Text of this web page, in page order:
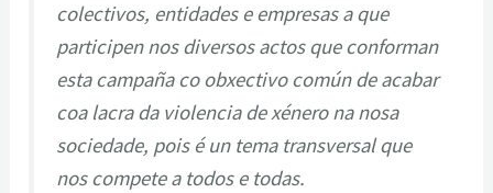
colectivos, entidades e empresas a que
participen nos diversos actos que conforman
esta campaña co obxectivo común de acabar
coa lacra da violencia de xénero na nosa
sociedade, pois é un tema transversal que
nos compete a todos e todas.